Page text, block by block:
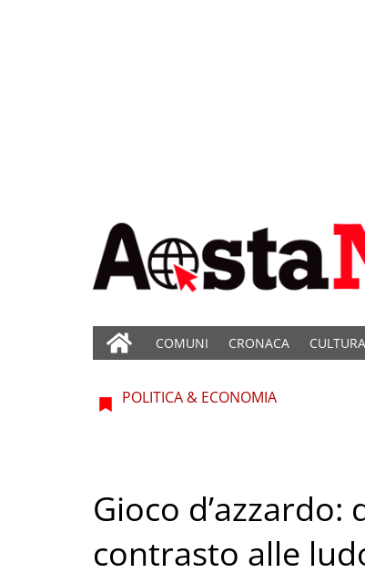
COMUNI CRONACA
POLITICA & ECONOMIA
Gioco
contrasto alle